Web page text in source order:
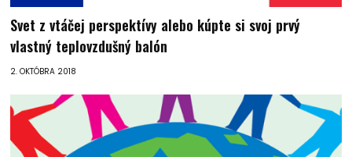
Svet z vtáčej perspektívy alebo kúpte si svoj prvý
vlastný teplovzdušný balón
2. OKTÓBRA 2018